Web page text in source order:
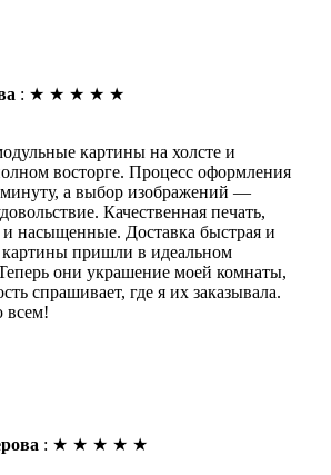
: ★ ★ ★ ★ ★
картины на холсте и
восторге. Процесс оформления
минуту, а выбор изображений —
Качественная печать,
и насыщенные. Доставка быстрая и
картины пришли в идеальном
они украшение моей комнаты,
спрашивает, где я их заказывала.
всем!
: ★ ★ ★ ★ ★